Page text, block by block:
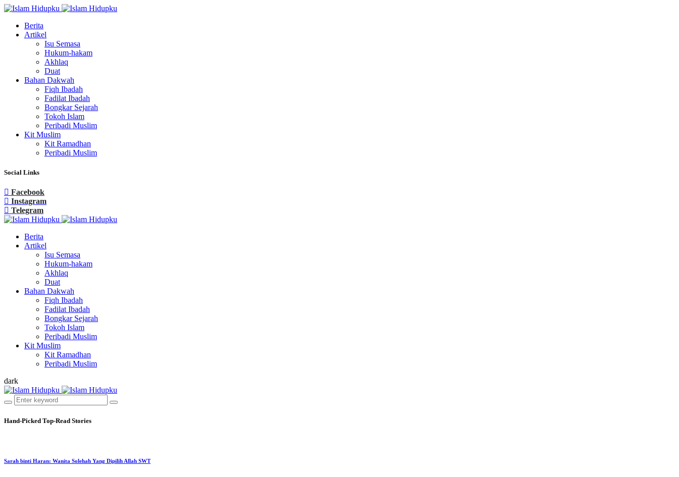
Berita
Artikel
Isu Semasa
Hukum-hakam
Akhlaq
Duat
Bahan Dakwah
Fiqh Ibadah
Fadilat Ibadah
Bongkar Sejarah
Tokoh Islam
Peribadi Muslim
Kit Muslim
Kit Ramadhan
Peribadi Muslim
Social Links
Facebook
Instagram
Telegram
Berita
Artikel
Isu Semasa
Hukum-hakam
Akhlaq
Duat
Bahan Dakwah
Fiqh Ibadah
Fadilat Ibadah
Bongkar Sejarah
Tokoh Islam
Peribadi Muslim
Kit Muslim
Kit Ramadhan
Peribadi Muslim
dark
Hand-Picked Top-Read Stories
Sarah binti Haran: Wanita Solehah Yang Dipilih Allah SWT